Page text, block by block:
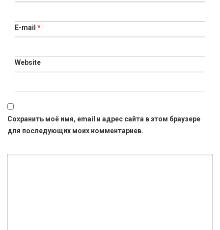
E-mail *
Website
Сохранить моё имя, email и адрес сайта в этом браузере
для последующих моих комментариев.